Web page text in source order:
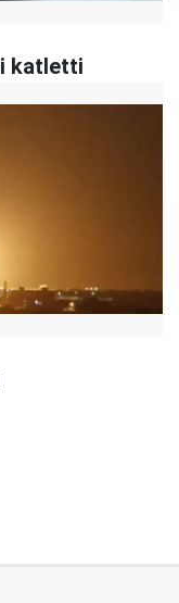
katletti